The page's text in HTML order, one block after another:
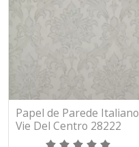
Papel de Parede Italiano
Vie Del Centro 28222
Vinílico Lavável